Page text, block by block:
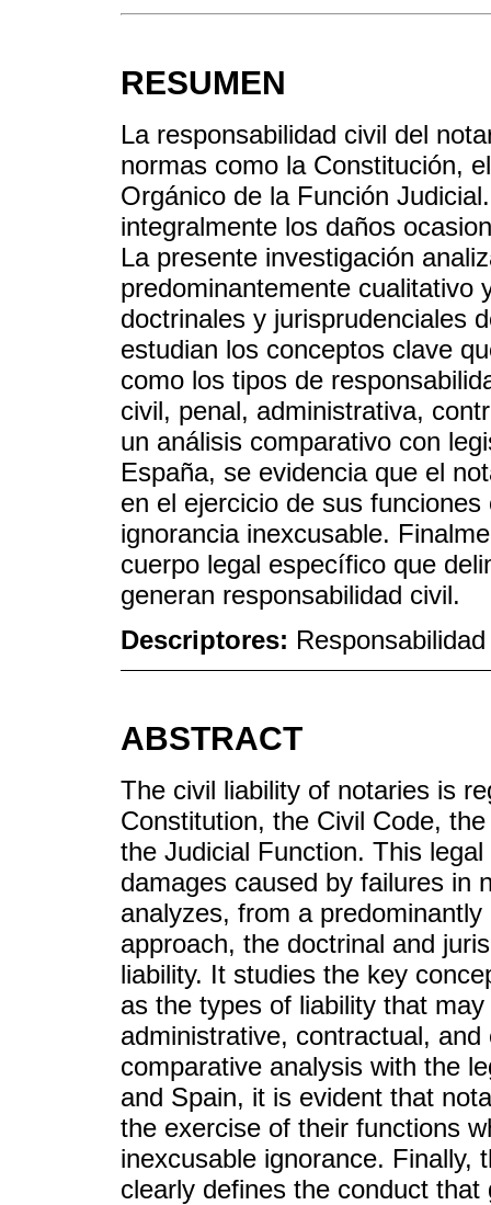
RESUMEN
La responsabilidad civil del
normas como la Constitución,
Orgánico de la Función
integralmente los daños
La presente investigación
predominantemente cualitativo
doctrinales y jurisprudenciales
estudian los conceptos clave
como los tipos de
civil, penal, administrativa,
un análisis comparativo con
España, se evidencia que el
en el ejercicio de sus
ignorancia inexcusable.
cuerpo legal específico que
generan responsabilidad civil.
Descriptores:
ABSTRACT
The civil liability of notaries is
Constitution, the Civil Code,
the Judicial Function. This
damages caused by failures in
analyzes, from a
approach, the doctrinal and
liability. It studies the key
as the types of liability that
administrative, contractual,
comparative analysis with the
and Spain, it is evident that
the exercise of their functions
inexcusable ignorance. Finally,
clearly defines the conduct